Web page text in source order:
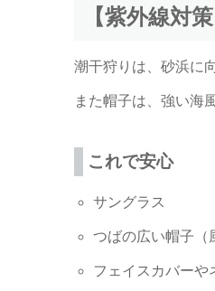
【紫外線対
潮干狩りは、砂浜に
また帽子は、強い海
これで安心
サングラス
つばの広い帽子（
フェイスカバーや